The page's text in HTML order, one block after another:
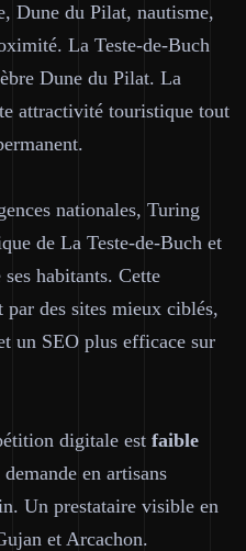
Dune du Pilat, nautisme,
La Teste-de-Buch
Dune du Pilat. La
attractivité touristique tout
nationales, Turing
de La Teste-de-Buch et
habitants. Cette
par des sites mieux ciblés,
un SEO plus efficace sur
digitale est faible
en artisans
Un prestataire visible en
et Arcachon.